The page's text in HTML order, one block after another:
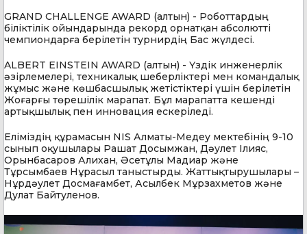
GRAND CHALLENGE AWARD (алтын) - Роботтардың
біліктілік ойындарында рекорд орнатқан абсолютті
чемпиондарға берілетін турнирдің Бас жүлдесі.
ALBERT EINSTEIN AWARD (алтын) - Үздік инженерлік
әзірлемелері, техникалық шеберліктері мен командалық
жұмыс және көшбасшылық жетістіктері үшін берілетін
Жоғарғы төрешілік марапат. Бұл марапатта кешенді
артықшылық пен инновация ескеріледі.
Еліміздің құрамасын NIS Алматы-Медеу мектебінің 9-10
сынып оқушылары Рашат Досымжан, Дәулет Ілияс,
Орынбасаров Алихан, Әсетұлы Мадиар және
Тұрсымбаев Нұрасыл таныстырды. Жаттықтырушылары –
Нұрдәулет Досмағамбет, Асылбек Мұрзахметов және
Дулат Байтуленов.